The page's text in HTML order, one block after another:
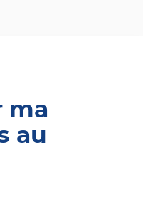
ma
au